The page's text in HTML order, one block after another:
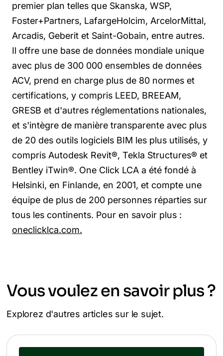
premier plan telles que Skanska, WSP,
Foster+Partners, LafargeHolcim, ArcelorMittal,
Arcadis, Geberit et Saint-Gobain, entre autres.
Il offre une base de données mondiale unique
avec plus de 300 000 ensembles de données
ACV, prend en charge plus de 80 normes et
certifications, y compris LEED, BREEAM,
GRESB et d'autres réglementations nationales,
et s'intègre de manière transparente avec plus
de 20 des outils logiciels BIM les plus utilisés, y
compris Autodesk Revit®, Tekla Structures® et
Bentley iTwin®. One Click LCA a été fondé à
Helsinki, en Finlande, en 2001, et compte une
équipe de plus de 200 personnes réparties sur
tous les continents. Pour en savoir plus :
oneclicklca.com.
Vous voulez en savoir plus ?
Explorez d'autres articles sur le sujet.